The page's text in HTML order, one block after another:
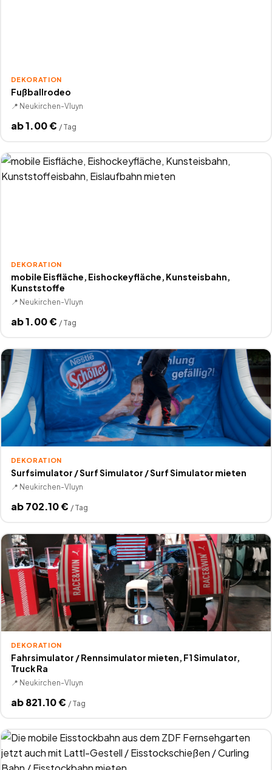
DEKORATION
Fußballrodeo
📍 Neukirchen-Vluyn
ab1.00€ / Tag
DEKORATION
mobile Eisfläche, Eishockeyfläche, Kunsteisbahn,
Kunststoffe
📍 Neukirchen-Vluyn
ab1.00€ / Tag
DEKORATION
Surfsimulator / Surf Simulator / Surf Simulator mieten
📍 Neukirchen-Vluyn
ab702.10€ / Tag
DEKORATION
Fahrsimulator / Rennsimulator mieten, F1 Simulator,
Truck Ra
📍 Neukirchen-Vluyn
ab821.10€ / Tag